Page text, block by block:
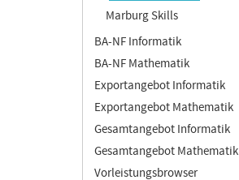
Marburg Skills
BA-NF Informatik
BA-NF Mathematik
Exportangebot Informatik
Exportangebot Mathematik
Gesamtangebot Informatik
Gesamtangebot Mathematik
Vorleistungsbrowser